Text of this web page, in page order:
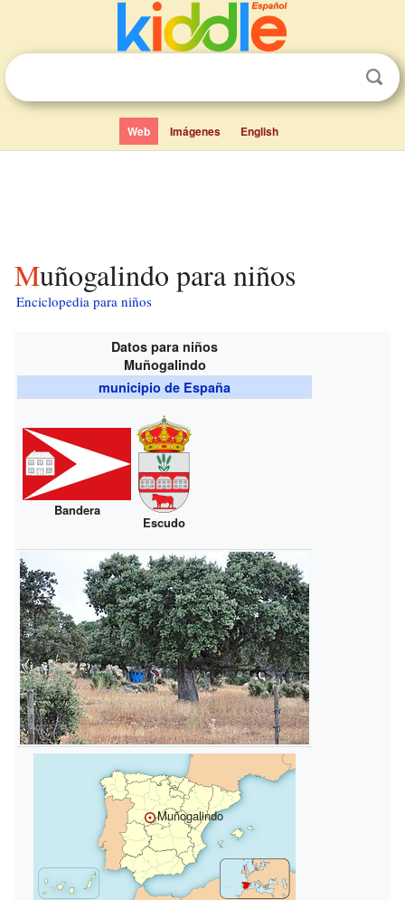
Web Imágenes English
Muñogalindo para niños
Enciclopedia para niños
Datos para niños
Muñogalindo
municipio de España
Bandera
Escudo
Muñogalindo